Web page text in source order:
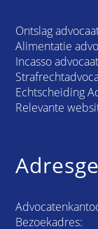
Ontslag
Alimentatie
Incasso
Echtscheiding
Relevante
Bezoekadres: